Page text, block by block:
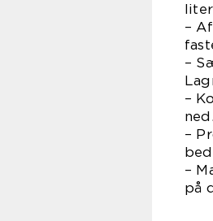
–
–
–
–
–
på